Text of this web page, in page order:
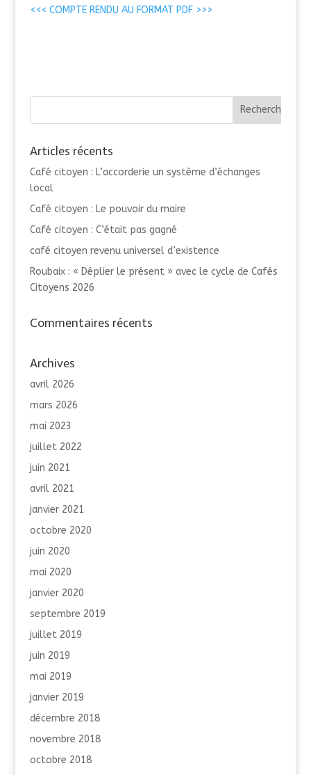
<<< COMPTE RENDU AU FORMAT PDF >>>
Articles récents
Café citoyen : L’accorderie un système d’échanges
local
Café citoyen : Le pouvoir du maire
Café citoyen : C’était pas gagné
café citoyen revenu universel d’existence
Roubaix : « Déplier le présent » avec le cycle de Cafés
Citoyens 2026
Commentaires récents
Archives
avril 2026
mars 2026
mai 2023
juillet 2022
juin 2021
avril 2021
janvier 2021
octobre 2020
juin 2020
mai 2020
janvier 2020
septembre 2019
juillet 2019
juin 2019
mai 2019
janvier 2019
décembre 2018
novembre 2018
octobre 2018